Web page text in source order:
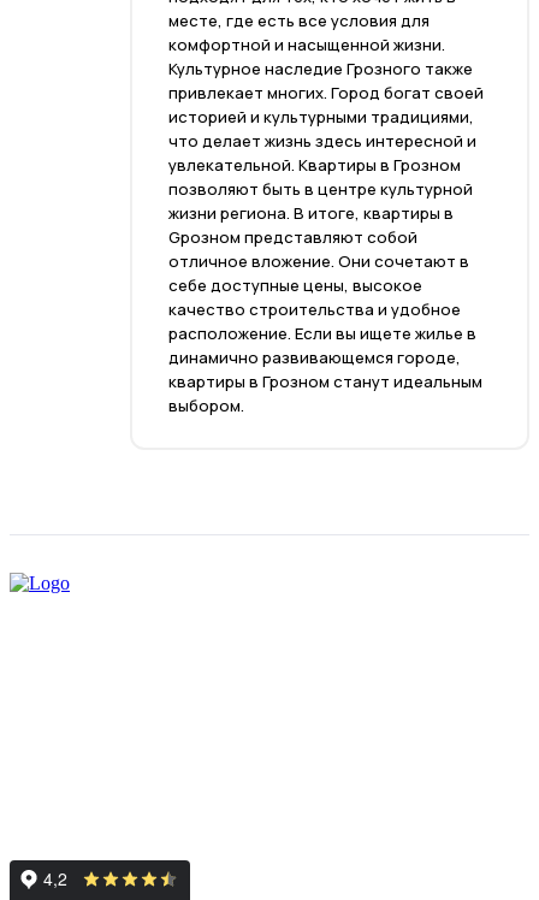
месте, где есть все условия для
комфортной и насыщенной жизни.
Культурное наследие Грозного также
привлекает многих. Город богат своей
историей и культурными традициями,
что делает жизнь здесь интересной и
увлекательной. Квартиры в Грозном
позволяют быть в центре культурной
жизни региона. В итоге, квартиры в
Gрозном представляют собой
отличное вложение. Они сочетают в
себе доступные цены, высокое
качество строительства и удобное
расположение. Если вы ищете жилье в
динамично развивающемся городе,
квартиры в Грозном станут идеальным
выбором.